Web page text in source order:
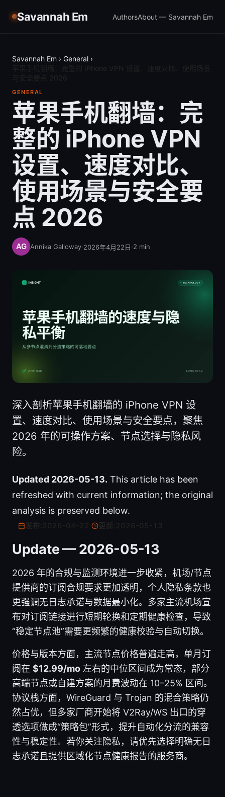
Savannah Em AuthorsAbout — Savannah Em
Savannah Em › General ›
GENERAL
苹果手机翻墙：完
整的 iPhone VPN
设置、速度对比、
使用场景与安全要
点 2026
Annika Galloway·2026年4月22日·2 min
深入剖析苹果手机翻墙的 iPhone VPN 设
置、速度对比、使用场景与安全要点，聚焦
2026 年的可操作方案、节点选择与隐私风
险。
Updated 2026-05-13. This article has been
refreshed with current information; the original
analysis is preserved below.
更新:
Update — 2026-05-13
2026 年的合规与监测环境进一步收紧，机场/节点
提供商的订阅合规要求更加透明，个人隐私条款也
更强调无日志承诺与数据最小化。多家主流机场宣
布对订阅链接进行短期轮换和定期健康检查，导致
“稳定节点池”需要更频繁的健康校验与自动切换。
价格与版本方面，主流节点价格普遍走高，单月订
阅在 $12.99/mo 左右的中位区间成为常态，部分
高端节点或自建方案的月费波动在 10–25% 区间。
协议栈方面，WireGuard 与 Trojan 的混合策略仍
然占优，但多家厂商开始将 V2Ray/WS 出口的穿
透选项做成“策略包”形式，提升自动化分流的兼容
性与稳定性。若你关注隐私，请优先选择明确无日
志承诺且提供区域化节点健康报告的服务商。